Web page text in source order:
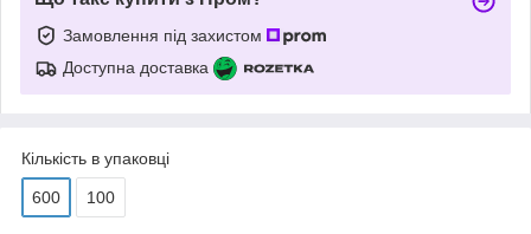
Замовлення під захистом
Доступна доставка
Кількість в упаковці
600 100